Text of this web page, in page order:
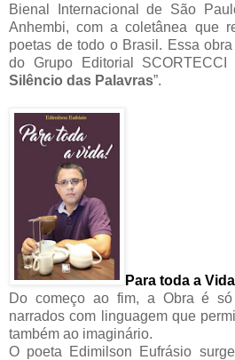
Bienal Internacional de São
Anhembi, com a coletânea que
poetas de todo o Brasil. Essa
do Grupo Editorial
Silêncio das Palavras”.
Para toda a
Do começo ao fim, a Obra é
narrados com linguagem que
também ao imaginário.
O poeta Edimilson Eufrásio